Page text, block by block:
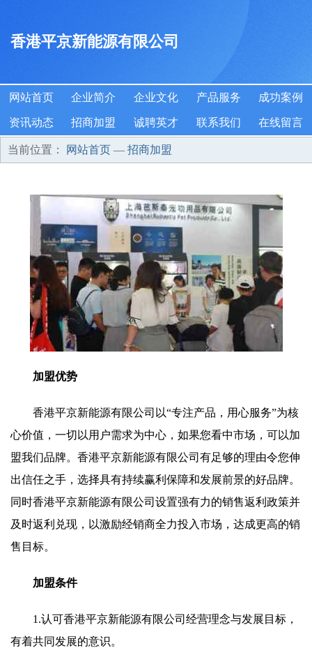
香港平京新能源有限公司
网站首页 企业简介 企业文化 产品服务 成功案例
资讯动态 招商加盟 诚聘英才 联系我们 在线留言
当前位置： 网站首页 — 招商加盟
加盟优势
香港平京新能源有限公司以“专注产品，用心服务”为核
心价值，一切以用户需求为中心，如果您看中市场，可以加
盟我们品牌。香港平京新能源有限公司有足够的理由令您伸
出信任之手，选择具有持续赢利保障和发展前景的好品牌。
同时香港平京新能源有限公司设置强有力的销售返利政策并
及时返利兑现，以激励经销商全力投入市场，达成更高的销
售目标。
加盟条件
1.认可香港平京新能源有限公司经营理念与发展目标，
有着共同发展的意识。